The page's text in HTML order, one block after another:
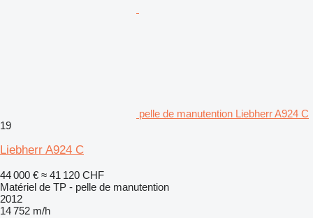
pelle de manutention Liebherr A924 C
19
Liebherr A924 C
44 000 € ≈ 41 120 CHF
Matériel de TP - pelle de manutention
2012
14 752 m/h